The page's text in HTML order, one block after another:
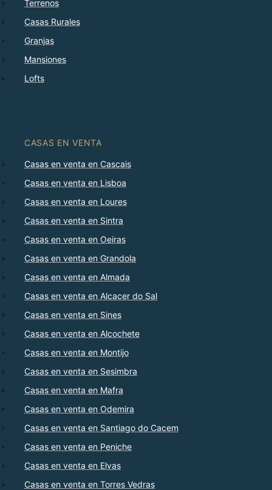
Terrenos
Casas Rurales
Granjas
Mansiones
Lofts
CASAS EN VENTA
Casas en venta en Cascais
Casas en venta en Lisboa
Casas en venta en Loures
Casas en venta en Sintra
Casas en venta en Oeiras
Casas en venta en Grandola
Casas en venta en Almada
Casas en venta en Alcacer do Sal
Casas en venta en Sines
Casas en venta en Alcochete
Casas en venta en Montijo
Casas en venta en Sesimbra
Casas en venta en Mafra
Casas en venta en Odemira
Casas en venta en Santiago do Cacem
Casas en venta en Peniche
Casas en venta en Elvas
Casas en venta en Torres Vedras